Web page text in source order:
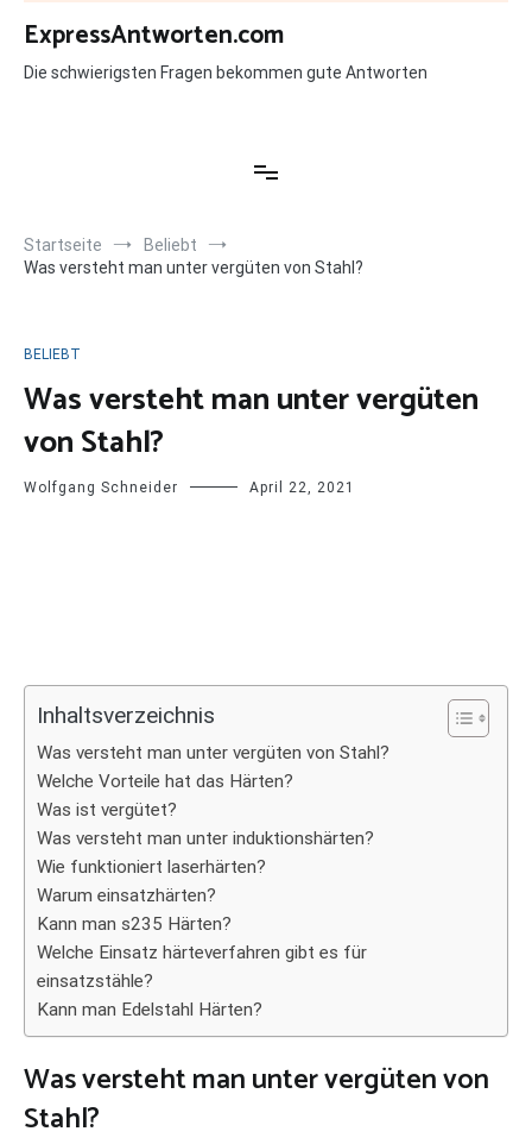
Zum
Inhalt
springen
ExpressAntworten.com
Die schwierigsten Fragen bekommen gute Antworten
Startseite
Beliebt
Was versteht man unter vergüten von Stahl?
BELIEBT
Was versteht man unter vergüten
von Stahl?
Wolfgang Schneider April 22, 2021
Inhaltsverzeichnis
Was versteht man unter vergüten von Stahl?
Welche Vorteile hat das Härten?
Was ist vergütet?
Was versteht man unter induktionshärten?
Wie funktioniert laserhärten?
Warum einsatzhärten?
Kann man s235 Härten?
Welche Einsatz härteverfahren gibt es für
einsatzstähle?
Kann man Edelstahl Härten?
Was versteht man unter vergüten von
Stahl?